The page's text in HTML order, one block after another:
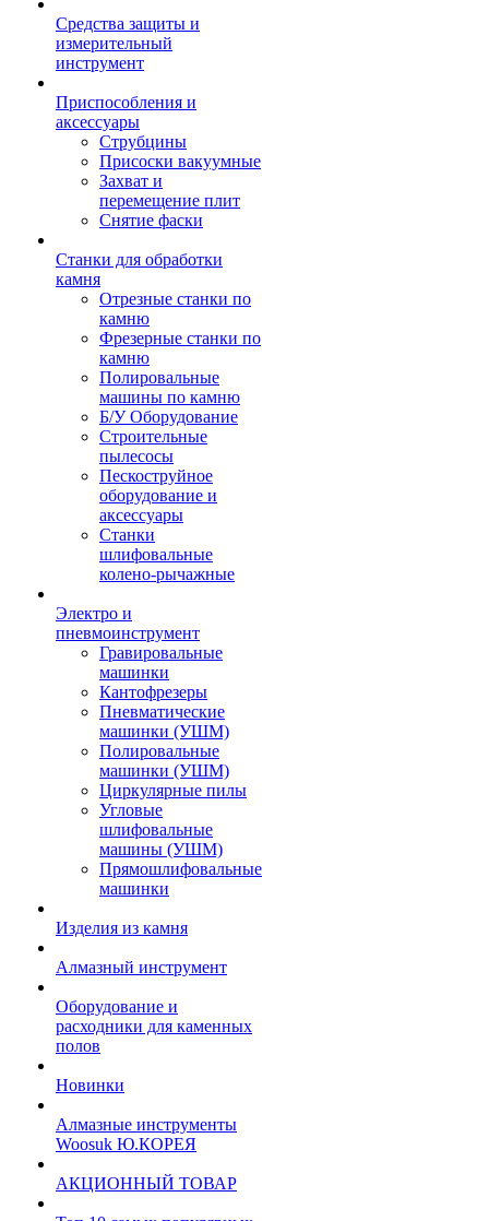
Средства защиты и
измерительный
инструмент
Приспособления и
аксессуары
Струбцины
Присоски вакуумные
Захват и
перемещение плит
Снятие фаски
Станки для обработки
камня
Отрезные станки по
камню
Фрезерные станки по
камню
Полировальные
машины по камню
Б/У Оборудование
Строительные
пылесосы
Пескоструйное
оборудование и
аксессуары
Станки
шлифовальные
колено-рычажные
Электро и
пневмоинструмент
Гравировальные
машинки
Кантофрезеры
Пневматические
машинки (УШМ)
Полировальные
машинки (УШМ)
Циркулярные пилы
Угловые
шлифовальные
машины (УШМ)
Прямошлифовальные
машинки
Изделия из камня
Алмазный инструмент
Оборудование и
расходники для каменных
полов
Новинки
Алмазные инструменты
Woosuk Ю.КОРЕЯ
АКЦИОННЫЙ ТОВАР